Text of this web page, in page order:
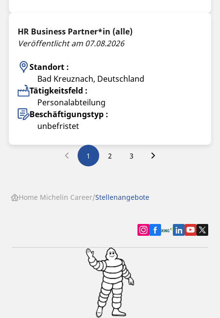
HR Business Partner*in (alle)
Veröffentlicht am 07.08.2026
Standort :
Bad Kreuznach, Deutschland
Tätigkeitsfeld :
Personalabteilung
Beschäftigungstyp :
unbefristet
1 2 3
Home Michelin Career Stellenangebote